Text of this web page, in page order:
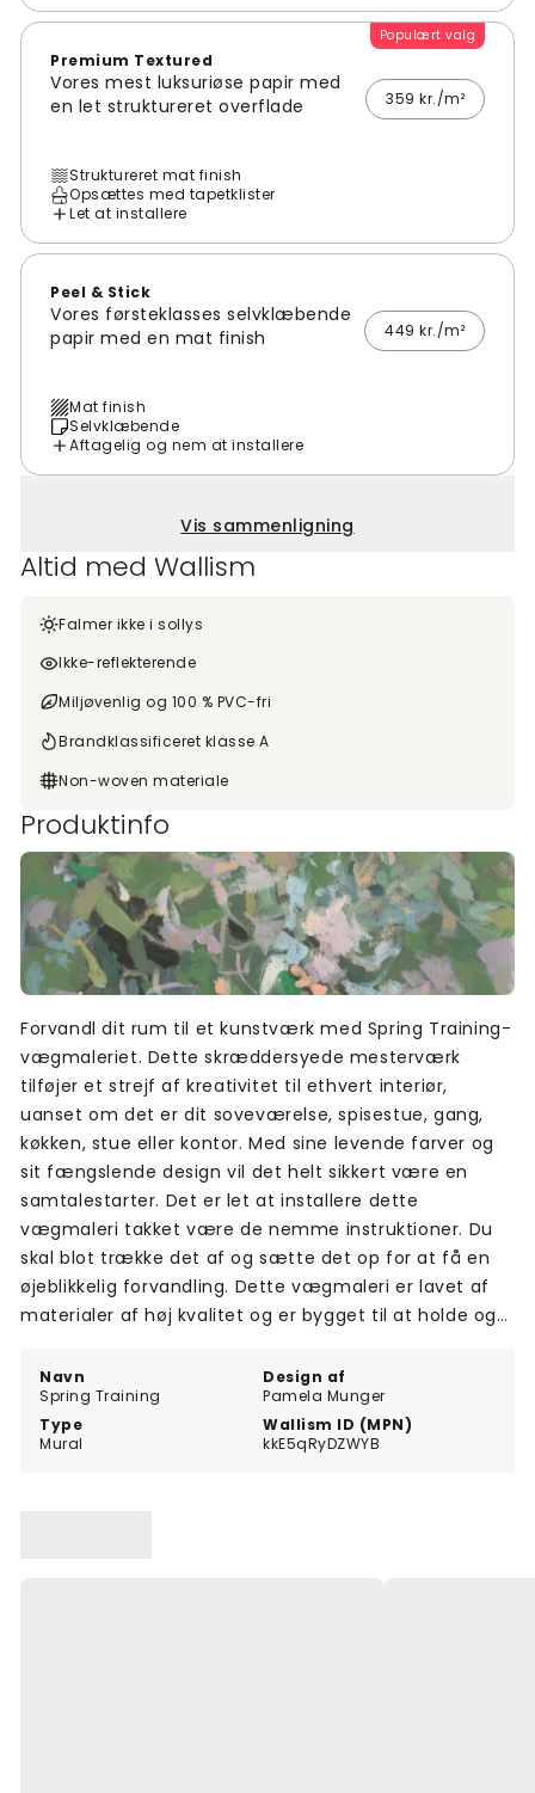
Populært valg
Premium Textured
Vores mest luksuriøse papir med
en let struktureret overflade
359 kr./m²
Struktureret mat finish
Opsættes med tapetklister
Let at installere
Peel & Stick
Vores førsteklasses selvklæbende
papir med en mat finish
449 kr./m²
Mat finish
Selvklæbende
Aftagelig og nem at installere
Vis sammenligning
Altid med Wallism
Falmer ikke i sollys
Ikke-reflekterende
Miljøvenlig og 100 % PVC-fri
Brandklassificeret klasse A
Non-woven materiale
Produktinfo
Navn
Spring Training
Design af
Pamela Munger
Type
Mural
Wallism ID (MPN)
kkE5qRyDZWYB
Forvandl dit rum til et kunstværk med Spring Training-
vægmaleriet. Dette skræddersyede mesterværk
tilføjer et strejf af kreativitet til ethvert interiør,
uanset om det er dit soveværelse, spisestue, gang,
køkken, stue eller kontor. Med sine levende farver og
sit fængslende design vil det helt sikkert være en
samtalestarter. Det er let at installere dette
vægmaleri takket være de nemme instruktioner. Du
skal blot trække det af og sætte det op for at få en
øjeblikkelig forvandling. Dette vægmaleri er lavet af
materialer af høj kvalitet og er bygget til at holde og
til dit rum med Spring Training-vægmaleriet, og skab
et miljø, der inspirerer og opløfter.